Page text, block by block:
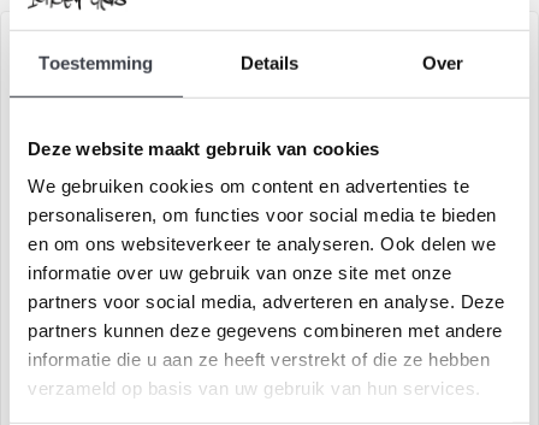
Toestemming Details Over
Deze website maakt gebruik van cookies
We gebruiken cookies om content en advertenties te
personaliseren, om functies voor social media te bieden
en om ons websiteverkeer te analyseren. Ook delen we
informatie over uw gebruik van onze site met onze
partners voor social media, adverteren en analyse. Deze
partners kunnen deze gegevens combineren met andere
informatie die u aan ze heeft verstrekt of die ze hebben
verzameld op basis van uw gebruik van hun services.
Kristal vaas Squeeze
Prachtig handgemaakte
kristallen vaas Squeeze
Kosta Boda vaas Crackle -
blauw
Unieke Kosta Boda vaas
Crackle handgemaakt van
zuiver kristal..